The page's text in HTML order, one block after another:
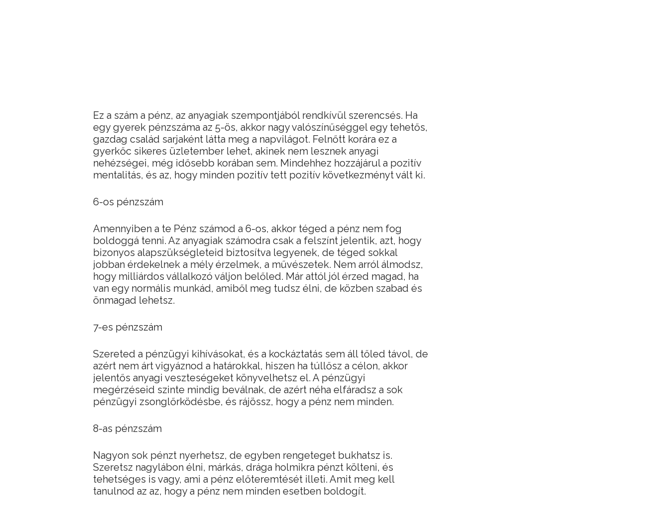
Ez a szám a pénz, az anyagiak szempontjából rendkívül szerencsés. Ha
egy gyerek pénzszáma az 5-ös, akkor nagy valószínűséggel egy tehetős,
gazdag család sarjaként látta meg a napvilágot. Felnőtt korára ez a
gyerkőc sikeres üzletember lehet, akinek nem lesznek anyagi
nehézségei, még idősebb korában sem. Mindehhez hozzájárul a pozitív
mentalitás, és az, hogy minden pozitív tett pozitív következményt vált ki.
6-os pénzszám
Amennyiben a te Pénz számod a 6-os, akkor téged a pénz nem fog
boldoggá tenni. Az anyagiak számodra csak a felszínt jelentik, azt, hogy
bizonyos alapszükségleteid biztosítva legyenek, de téged sokkal
jobban érdekelnek a mély érzelmek, a művészetek. Nem arról álmodsz,
hogy milliárdos vállalkozó váljon belőled. Már attól jól érzed magad, ha
van egy normális munkád, amiből meg tudsz élni, de közben szabad és
önmagad lehetsz.
7-es pénzszám
Szereted a pénzügyi kihívásokat, és a kockáztatás sem áll tőled távol, de
azért nem árt vigyáznod a határokkal, hiszen ha túllősz a célon, akkor
jelentős anyagi veszteségeket könyvelhetsz el. A pénzügyi
megérzéseid szinte mindig beválnak, de azért néha elfáradsz a sok
pénzügyi zsonglőrködésbe, és rájössz, hogy a pénz nem minden.
8-as pénzszám
Nagyon sok pénzt nyerhetsz, de egyben rengeteget bukhatsz is.
Szeretsz nagylábon élni, márkás, drága holmikra pénzt költeni, és
tehetséges is vagy, ami a pénz előteremtését illeti. Amit meg kell
tanulnod az az, hogy a pénz nem minden esetben boldogít.